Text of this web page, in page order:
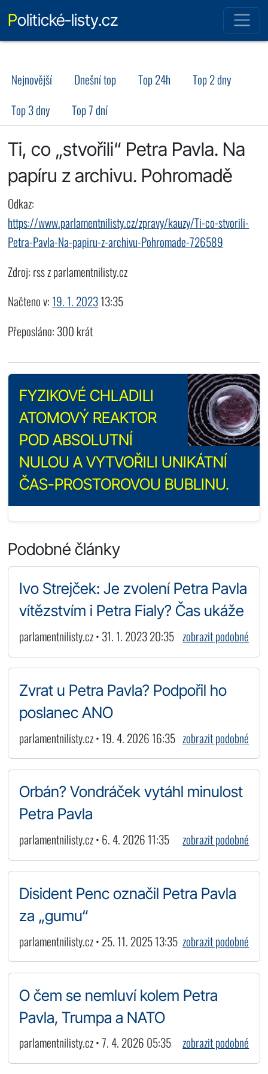
Politické-listy.cz
Nejnovější Dnešní top Top 24h
Top 2 dny
Top 3 dny
Top 7 dní
Ti, co „stvořili“ Petra Pavla. Na
papíru z archivu. Pohromadě
Odkaz:
https://www.parlamentnilisty.cz/zpravy/kauzy/Ti-co-stvorili-
Petra-Pavla-Na-papiru-z-archivu-Pohromade-726589
Zdroj: rss z parlamentnilisty.cz
Načteno v:19. 1. 202313:35
Přeposláno: 300 krát
FYZIKOVÉ CHLADILI
ATOMOVÝ REAKTOR
POD ABSOLUTNÍ
NULOU A VYTVOŘILI UNIKÁTNÍ
ČAS-PROSTOROVOU BUBLINU.
Podobné články
Ivo Strejček: Je zvolení Petra Pavla
vítězstvím i Petra Fialy? Čas ukáže
parlamentnilisty.cz • 31. 1. 2023 20:35 zobrazit podobné
Zvrat u Petra Pavla? Podpořil ho
poslanec ANO
parlamentnilisty.cz • 19. 4. 2026 16:35 zobrazit podobné
Orbán? Vondráček vytáhl minulost
Petra Pavla
parlamentnilisty.cz • 6. 4. 2026 11:35 zobrazit podobné
Disident Penc označil Petra Pavla
za „gumu“
parlamentnilisty.cz • 25. 11. 2025 13:35 zobrazit podobné
O čem se nemluví kolem Petra
Pavla, Trumpa a NATO
parlamentnilisty.cz • 7. 4. 2026 05:35 zobrazit podobné